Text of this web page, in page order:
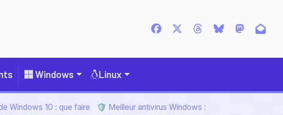
Windows Linux
Windows 10 : que faire
🛡️ Meilleur antivirus Windows :